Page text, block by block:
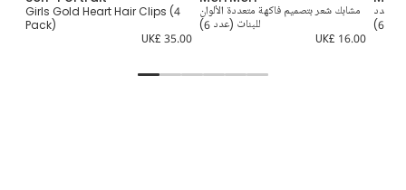
Girls Gold Heart Hair Clips (4
Pack)
UK£ 35.00
مشابك شعر بتصميم فاكهة متعددة الألوان
للبنات (عدد 6)
UK£ 16.00
(عدد
6)